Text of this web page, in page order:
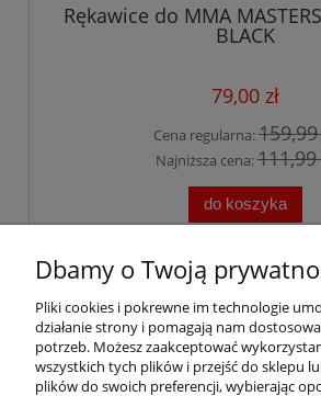
Rękawice do MMA
BLACK
79,00 zł
Cena regularna:159,99
Najniższa cena:111,99
do koszyka
« 1 2 »
BAD HAUS
Dbamy o Twoją
Pliki cookies i pokrewne im technologie
działanie strony i pomagają nam
potrzeb. Możesz zaakceptować
wszystkich tych plików i przejść do sklepu
plików do swoich preferencji, wybierając